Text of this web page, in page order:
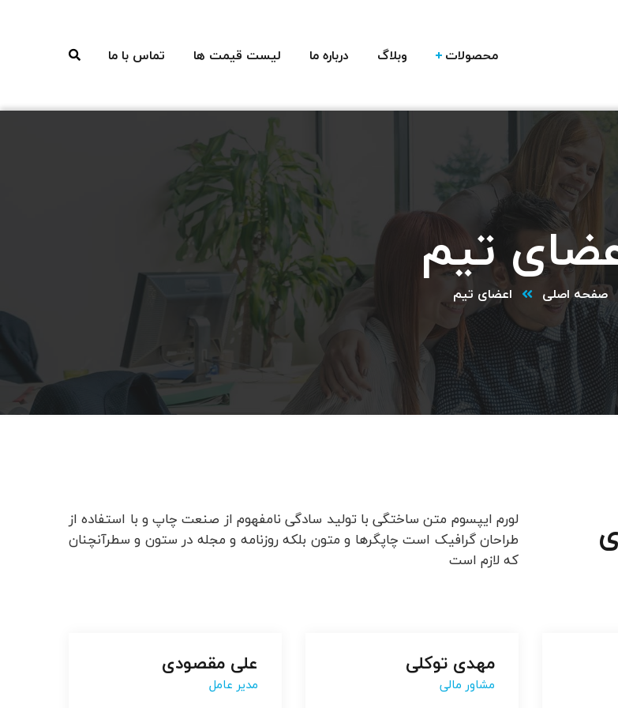
محصولات وبلاگ درباره ما لیست قیمت ها تماس با ما
تیم
صفحه اصلی اعضای تیم
لورم ایپسوم متن ساختگی با تولید سادگی نامفهوم از صنعت چاپ و با استفاده از
طراحان گرافیک است چاپگرها و متون بلکه روزنامه و مجله در ستون و سطرآنچنان
که لازم است
علی مقصودی
مدیر عامل
علی مقصودی
مدیر عامل
مهدی توکلی
مشاور مالی
مهدی توکلی
مشاور مالی